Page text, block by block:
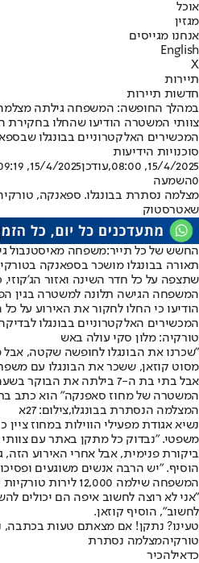
אוכל
מגזין
אנחנו מגייסים
English
X
תיירות
חדשות תיירות
במהלך החופשה: המשפחה גילתה
צוותי המשטרה הודיעו שהחלו בחקירת
המכשירים האלקטרוניים בבונגלו
סוכנויות הידיעות
15/4/2025, 08:00
,עודכן15/4/2025, 09:19
0השמעה
שאטרסטוק
החשש של כל תייר:משפחה מאיסטנבול
תאורה בבונגלו מושכר בספאנקה
שתצפה על כל חדר השינה ואזור הג'קוזי,
המשפחה הגישה תלונה למשטרה בגין
הודיעו כי החלו לחקור את האירוע על כל
המכשירים האלקטרוניים בבונגלו
טורקיה: מלון סקי עולה באש
"שכרנו את הבונגלו לחופשה שקטה,
מסוט קוזאן, ששכר את הבונגלו עם
המשטרה של מחוז סאפנקה" הוא כתב
המצלמה הנסתרת בבונגלו,צילום: 27א
נשיא אגודת מפעילי הווילות במחוז
משפטי. "נבדוק כל מתקן באתר עם
ביקורת פנימית, אבל אחרי האירוע הזה,
הוסיף. "יש הרבה אנשים משוגעים
"אני לא רוצה לחשוב איפה הם יכולים
לחשוב", הוסיף קוזאן.
טעינו? נתקן! אם מצאתם טעות
טורקיהמצלמה נסתרת
כדאילהכיר